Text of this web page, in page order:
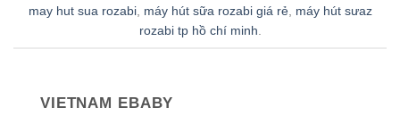
may hut sua rozabi, máy hút sữa rozabi giá rẻ, máy hút sưaz
rozabi tp hồ chí minh.
VIETNAM EBABY